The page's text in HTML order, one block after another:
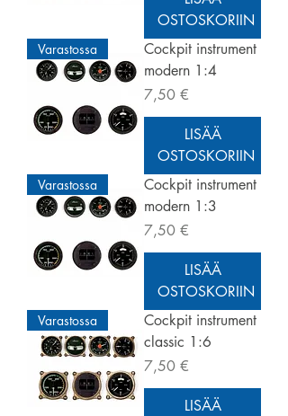
OSTOSKORIIN
Varastossa
Cockpit instrument
modern 1:4
Hinta
7,50 €
LISÄÄ
OSTOSKORIIN
Varastossa
Cockpit instrument
modern 1:3
Hinta
7,50 €
LISÄÄ
OSTOSKORIIN
Varastossa
Cockpit instrument
classic 1:6
Hinta
7,50 €
LISÄÄ